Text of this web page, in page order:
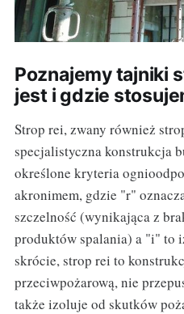
Poznajemy tajniki
jest i gdzie
Strop rei, zwany również
specjalistyczna konstrukcja
określone kryteria
akronimem, gdzie "r"
szczelność (wynikająca z
produktów spalania) a "i" to
skrócie, strop rei to
przeciwpożarową, nie
także izoluje od skutków